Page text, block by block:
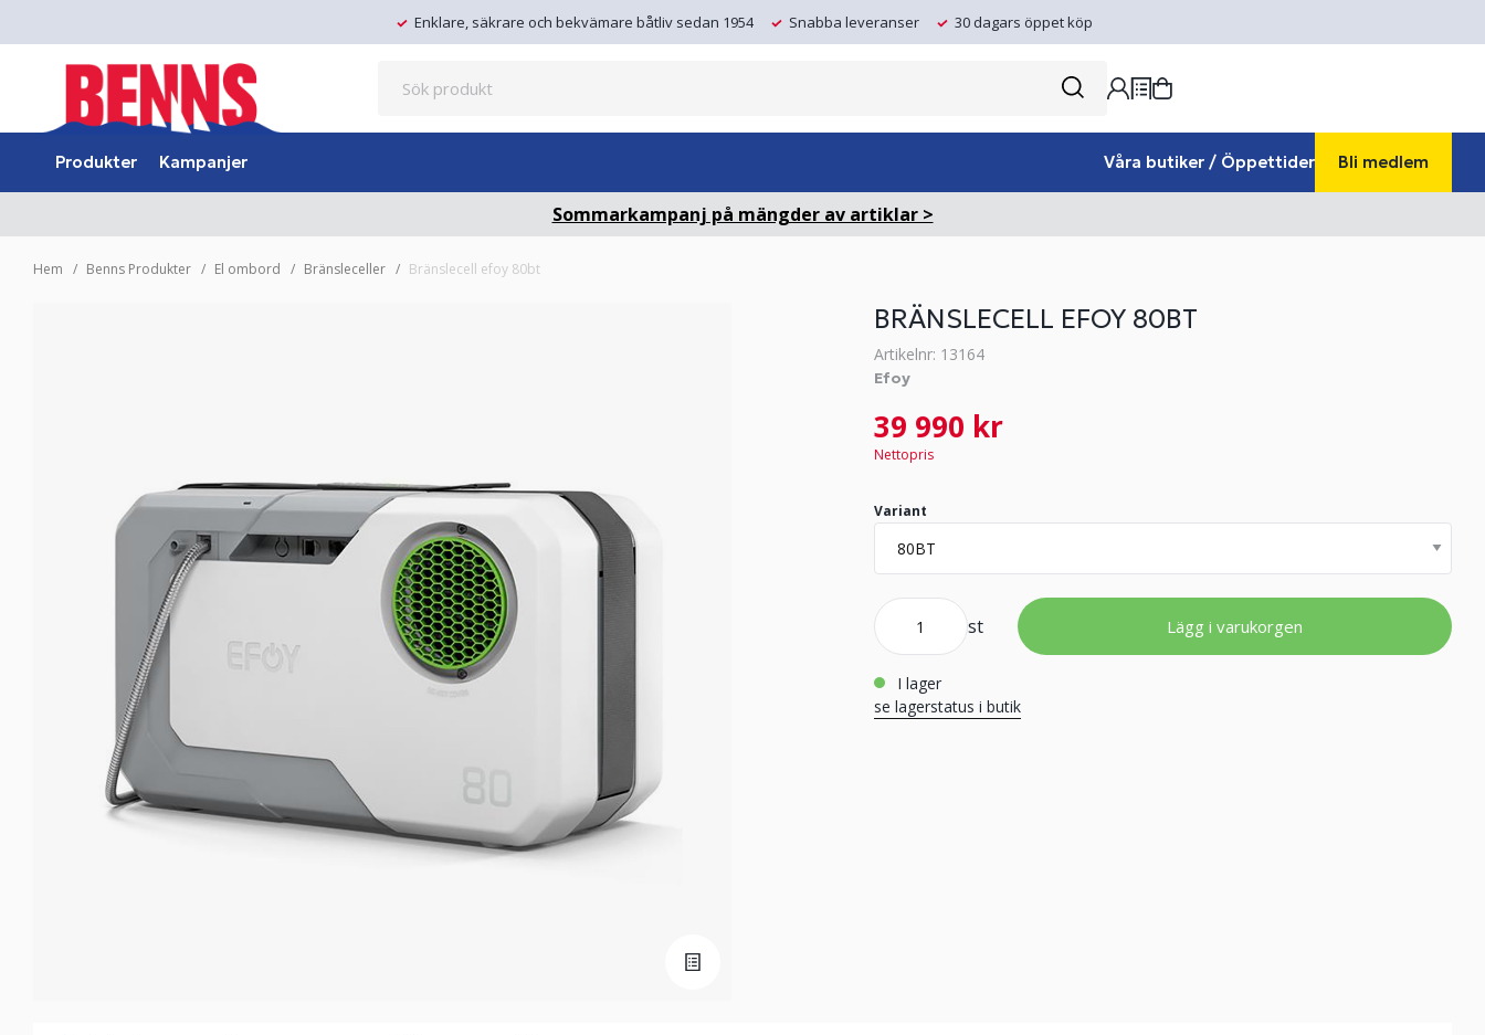
Enklare, säkrare och bekvämare båtliv sedan 1954 Snabba leveranser 30 dagars öppet köp
Produkter Kampanjer Våra butiker / Öppettider Bli medlem
Sommarkampanj på mängder av artiklar >
Hem Benns Produkter El ombord Bränsleceller Bränslecell efoy 80bt
BRÄNSLECELL EFOY 80BT
Artikelnr: 13164
Efoy
39 990 kr
Nettopris
Variant
st Lägg i varukorgen
i lager
se lagerstatus i butik